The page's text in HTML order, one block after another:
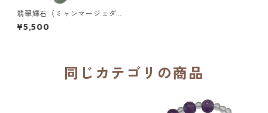
翡翠輝石（ミャンマージェダ
イド）、ロッククリスタル、
練ターコイズ 16cm 手編みロ
¥5,500
同じカテゴリの商品